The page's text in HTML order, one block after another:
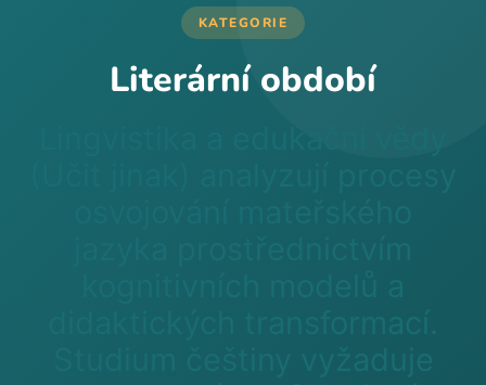
KATEGORIE
Literární období